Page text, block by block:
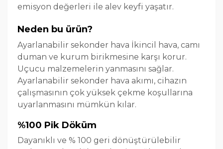
emisyon değerleri ile alev keyfi yaşatır.
Neden bu ürün?
Ayarlanabilir sekonder hava İkincil hava, camı
duman ve kurum birikmesine karşı korur.
Uçucu malzemelerin yanmasını sağlar.
Ayarlanabilir sekonder hava akımı, cihazın
çalışmasının çok yüksek çekme koşullarına
uyarlanmasını mümkün kılar.
%100 Pik Döküm
Dayanıklı ve % 100 geri dönüştürülebilir